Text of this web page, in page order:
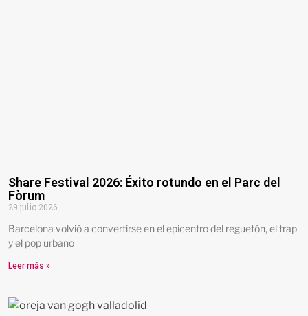
Share Festival 2026: Éxito rotundo en el Parc del
Fòrum
29 julio 2026
Barcelona volvió a convertirse en el epicentro del reguetón, el trap
y el pop urbano
Leer más »